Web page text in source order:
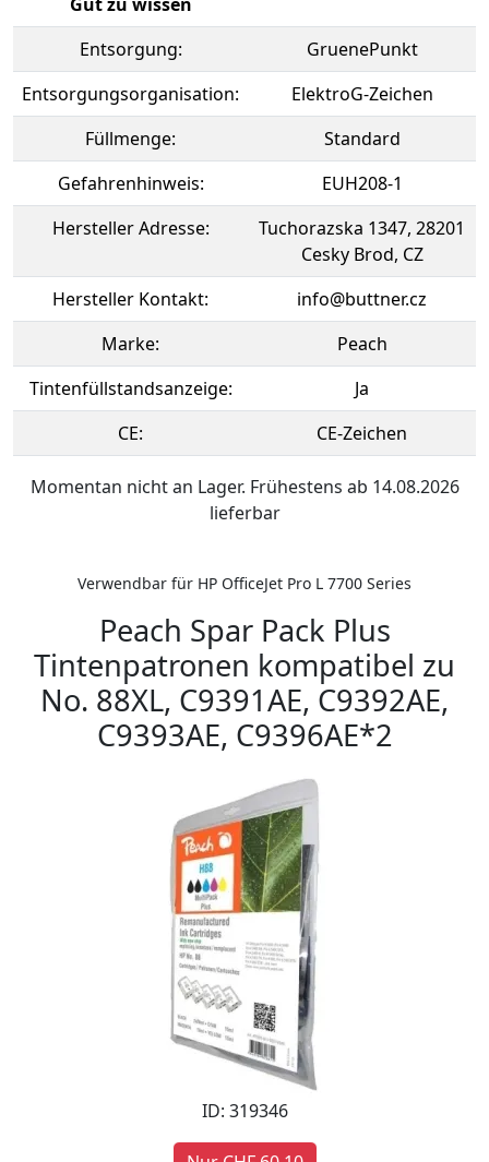
Entsorgung:
GruenePunkt
Entsorgungsorganisation:
ElektroG-Zeichen
Füllmenge:
Standard
Gefahrenhinweis:
EUH208-1
Hersteller Adresse:
Tuchorazska 1347, 28201
Cesky Brod, CZ
Hersteller Kontakt:
info@buttner.cz
Marke:
Peach
Tintenfüllstandsanzeige:
Ja
CE:
CE-Zeichen
Momentan nicht an Lager. Frühestens ab 14.08.2026
lieferbar
Verwendbar für HP OfficeJet Pro L 7700 Series
Peach Spar Pack Plus
Tintenpatronen kompatibel zu
No. 88XL, C9391AE, C9392AE,
C9393AE, C9396AE*2
ID: 319346